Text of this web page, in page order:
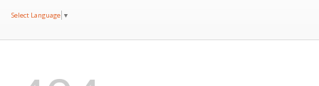
Select Language ▼